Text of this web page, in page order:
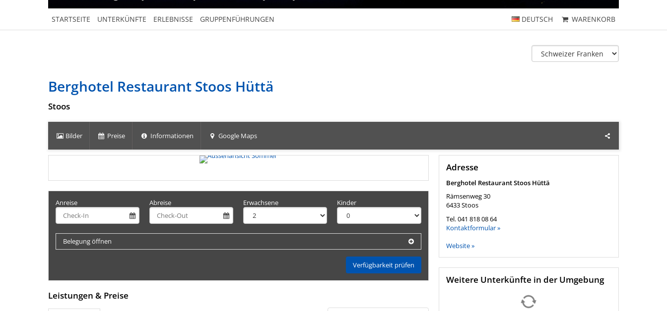
DEUTSCH WARENKORB
STARTSEITE UNTERKÜNFTE ERLEBNISSE GRUPPENFÜHRUNGEN
Berghotel Restaurant Stoos Hüttä
Stoos
Bilder Preise Informationen Google Maps
Anreise Abreise Erwachsene Kinder
Belegung öffnen
Verfügbarkeit prüfen
Leistungen & Preise
Adresse
Berghotel Restaurant Stoos Hüttä
Rämsenweg 30
6433Stoos
Tel.041 818 08 64
Kontaktformular »
Website »
Weitere Unterkünfte in der Umgebung